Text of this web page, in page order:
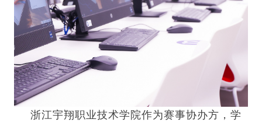
浙江宇翔职业技术学院作为赛事协办方，学